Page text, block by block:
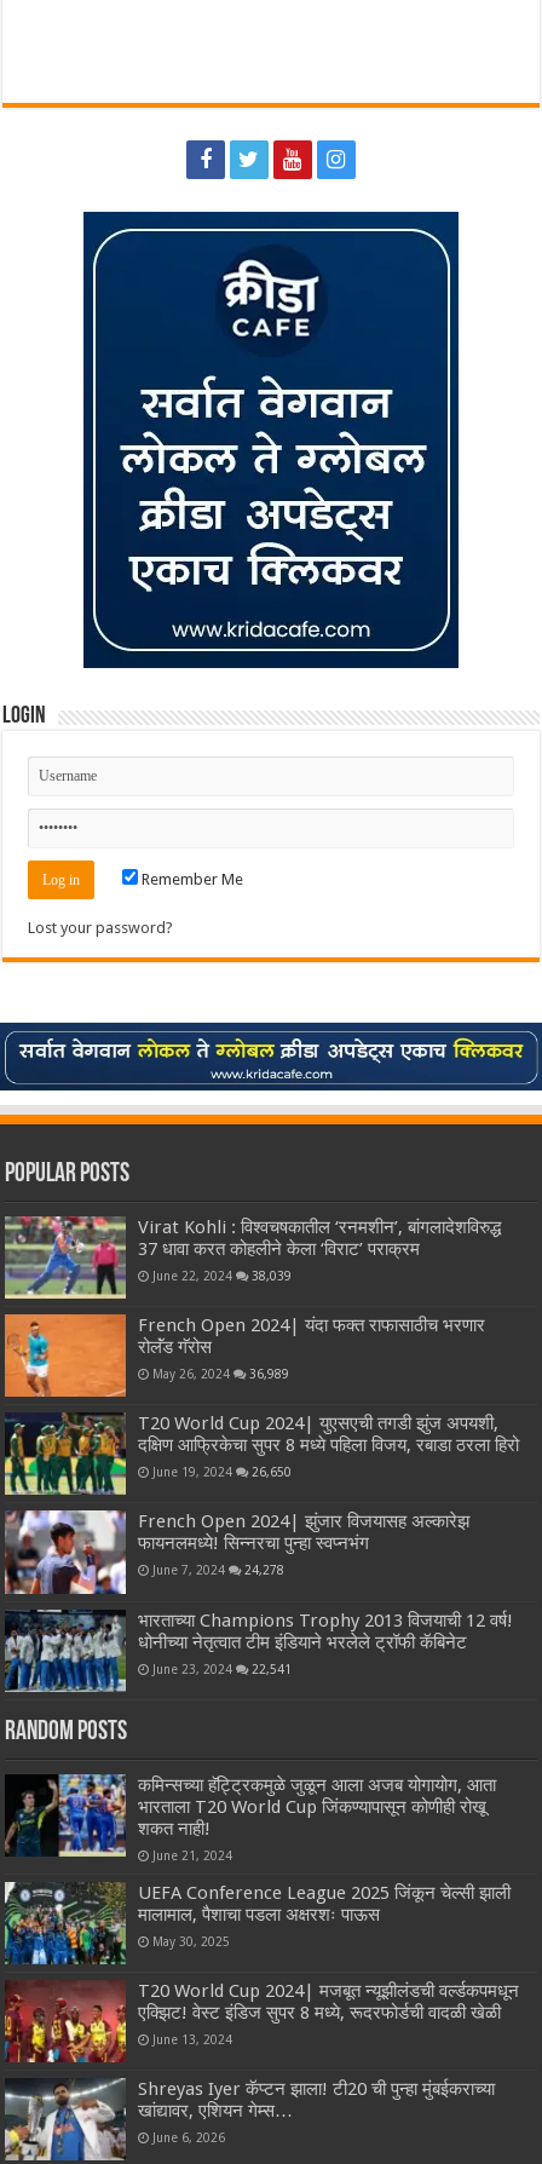
Login
Remember Me
Lost your password?
Popular Posts
Virat Kohli : विश्वचषकातील ‘रनमशीन’, बांगलादेशविरुद्ध
37 धावा करत कोहलीने केला ‘विराट’ पराक्रम
June 22, 2024 38,039
French Open 2024| यंदा फक्त राफासाठीच भरणार
रोलॅंड गॅरोस
May 26, 2024 36,989
T20 World Cup 2024| युएसएची तगडी झुंज अपयशी,
दक्षिण आफ्रिकेचा सुपर 8 मध्ये पहिला विजय, रबाडा ठरला हिरो
June 19, 2024 26,650
French Open 2024| झुंजार विजयासह अल्कारेझ
फायनलमध्ये! सिन्नरचा पुन्हा स्वप्नभंग
June 7, 2024 24,278
भारताच्या Champions Trophy 2013 विजयाची 12 वर्ष!
धोनीच्या नेतृत्वात टीम इंडियाने भरलेले ट्रॉफी कॅबिनेट
June 23, 2024 22,541
Random Posts
कमिन्सच्या हॅट्ट्रिकमुळे जुळून आला अजब योगायोग, आता
भारताला T20 World Cup जिंकण्यापासून कोणीही रोखू
शकत नाही!
June 21, 2024
UEFA Conference League 2025 जिंकून चेल्सी झाली
मालामाल, पैशाचा पडला अक्षरशः पाऊस
May 30, 2025
T20 World Cup 2024| मजबूत न्यूझीलंडची वर्ल्डकपमधून
एक्झिट! वेस्ट इंडिज सुपर 8 मध्ये, रूदरफोर्डची वादळी खेळी
June 13, 2024
Shreyas Iyer कॅप्टन झाला! टी20 ची पुन्हा मुंबईकराच्या
खांद्यावर, एशियन गेम्स…
June 6, 2026